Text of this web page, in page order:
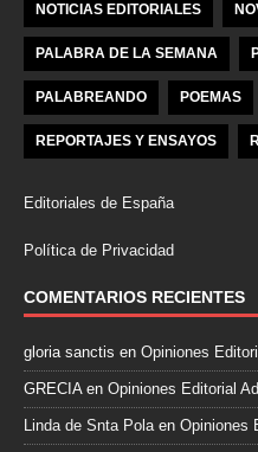
NOTICIAS EDITORIALES
PALABRA DE LA SEMANA
PALABREANDO POEMAS
REPORTAJES Y ENSAYOS
Editoriales de España
Política de Privacidad
COMENTARIOS RECIENTES
gloria sanctis en Opiniones
GRECIAen Opiniones Editorial
Linda de Snta Polaen Opiniones